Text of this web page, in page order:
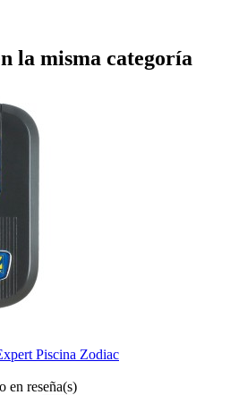
la misma categoría
Piscina Zodiac
en reseña(s)